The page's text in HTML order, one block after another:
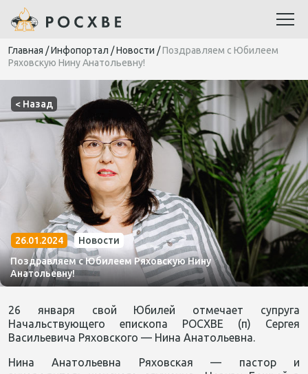
Главная /Инфопортал /Новости /Поздравляем с Юбилеем
Ряховскую Нину Анатольевну!
< Назад
26.01.2024
Новости
Поздравляем с Юбилеем Ряховскую Нину
Анатольевну!
26 января свой Юбилей отмечает супруга
Начальствующего епископа РОСХВЕ (п) Сергея
Васильевича Ряховского — Нина Анатольевна.
Нина Анатольевна Ряховская — пастор и